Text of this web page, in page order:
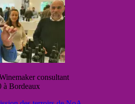
consultant
à Bordeaux